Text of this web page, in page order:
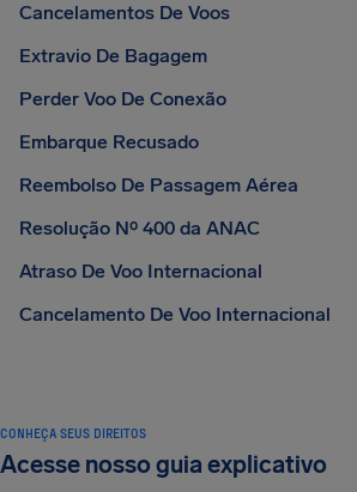
Cancelamentos De Voos
Extravio De Bagagem
Perder Voo De Conexão
Embarque Recusado
Reembolso De Passagem Aérea
Resolução Nº 400 da ANAC
Atraso De Voo Internacional
Cancelamento De Voo Internacional
CONHEÇA SEUS DIREITOS
Acesse nosso guia explicativo